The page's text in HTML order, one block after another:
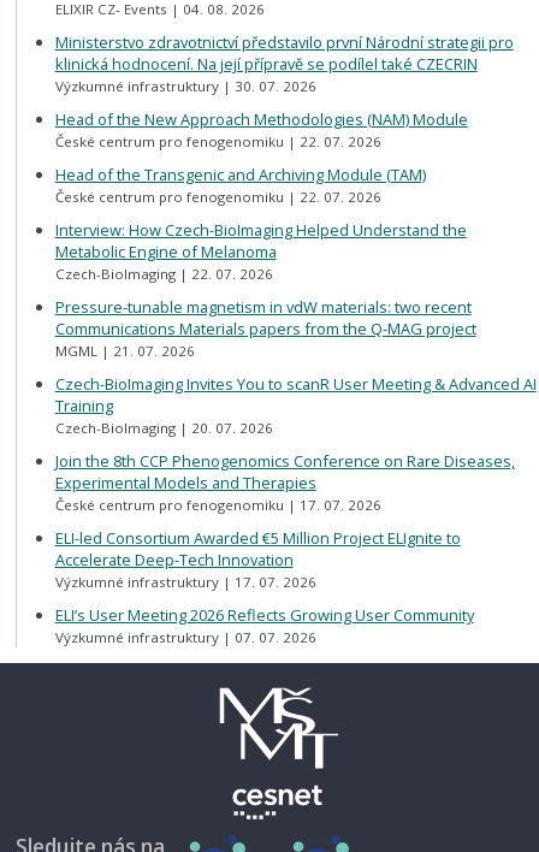
ELIXIR CZ- Events 04. 08. 2026
Ministerstvo zdravotnictví představilo první Národní strategii pro
klinická hodnocení. Na její přípravě se podílel také CZECRIN
Výzkumné infrastruktury 30. 07. 2026
Head of the New Approach Methodologies (NAM) Module
České centrum pro fenogenomiku 22. 07. 2026
Head of the Transgenic and Archiving Module (TAM)
České centrum pro fenogenomiku 22. 07. 2026
Interview: How Czech-BioImaging Helped Understand the
Metabolic Engine of Melanoma
Czech-BioImaging 22. 07. 2026
Pressure-tunable magnetism in vdW materials: two recent
Communications Materials papers from the Q-MAG project
MGML 21. 07. 2026
Czech-BioImaging Invites You to scanR User Meeting & Advanced AI
Training
Czech-BioImaging 20. 07. 2026
Join the 8th CCP Phenogenomics Conference on Rare Diseases,
Experimental Models and Therapies
České centrum pro fenogenomiku 17. 07. 2026
ELI-led Consortium Awarded €5 Million Project ELIgnite to
Accelerate Deep-Tech Innovation
Výzkumné infrastruktury 17. 07. 2026
ELI’s User Meeting 2026 Reflects Growing User Community
Výzkumné infrastruktury 07. 07. 2026
Sledujte nás na